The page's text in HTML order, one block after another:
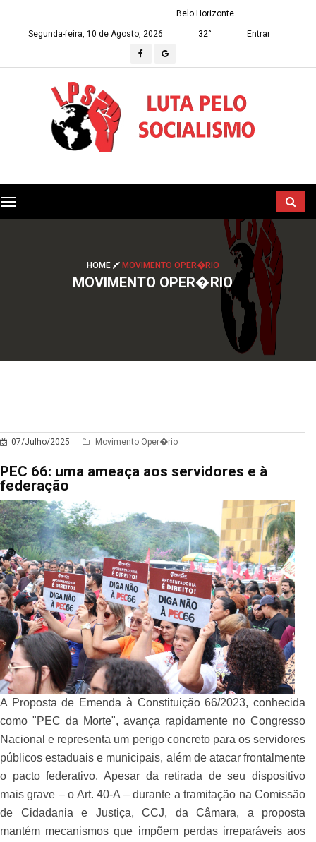
Segunda-feira, 10 de Agosto, 2026
Belo Horizonte
32° Entrar
Toggle
navigation
HOME MOVIMENTO OPER�RIO
MOVIMENTO OPER�RIO
07/Julho/2025 Movimento Oper�rio
PEC 66: uma ameaça aos servidores e à
federação
A Proposta de Emenda à Constituição 66/2023, conhecida
como "PEC da Morte", avança rapidamente no Congresso
Nacional e representa um perigo concreto para os servidores
públicos estaduais e municipais, além de atacar frontalmente
o pacto federativo. Apesar da retirada de seu dispositivo
mais grave – o Art. 40-A – durante a tramitação na Comissão
de Cidadania e Justiça, CCJ, da Câmara, a proposta
mantém mecanismos que impõem perdas irreparáveis aos